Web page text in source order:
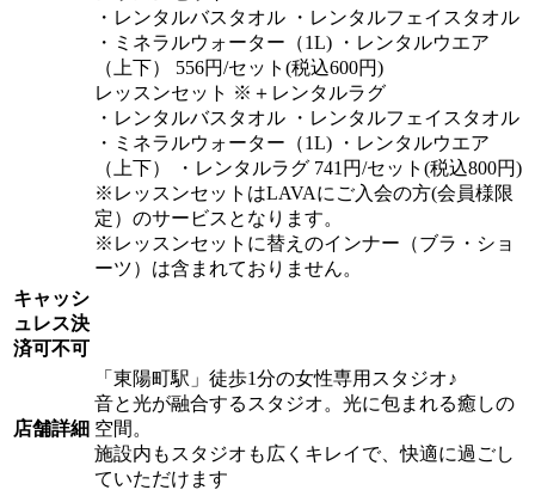
・レンタルバスタオル ・レンタルフェイスタオル
・ミネラルウォーター（1L) ・レンタルウエア
（上下） 556円/セット(税込600円)
レッスンセット ※＋レンタルラグ
・レンタルバスタオル ・レンタルフェイスタオル
・ミネラルウォーター（1L) ・レンタルウエア
（上下） ・レンタルラグ 741円/セット(税込800円)
※レッスンセットはLAVAにご入会の方(会員様限
定）のサービスとなります。
※レッスンセットに替えのインナー（ブラ・ショ
ーツ）は含まれておりません。
キャッシ
ュレス決
済可不可
店舗詳細
「東陽町駅」徒歩1分の女性専用スタジオ♪
音と光が融合するスタジオ。光に包まれる癒しの
空間。
施設内もスタジオも広くキレイで、快適に過ごし
ていただけます